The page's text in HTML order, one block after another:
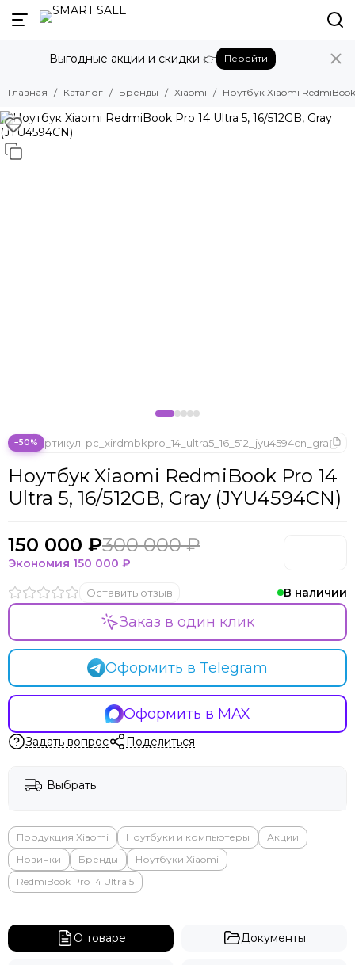
Назад
Бренды
Amazon
Apple
Beats
Bose
ONYX BOOX
Oukitel
Pico
POCO
Sony
Whoop
Xiaomi
Яндекс
Выгодные акции и скидки 👉 Перейти
Главная Каталог Бренды Xiaomi Ноутбук Xiaomi RedmiBook
−50%
В наличии
Ноутбук Xiaomi RedmiBook Pro 14
Ultra 5, 16/512GB, Gray (JYU4594CN)
Артикул: pc_xirdmbkpro_14_ultra5_16_512_jyu4594cn_gra
Оставить отзыв
150 000 ₽300 000 ₽
Экономия 150 000 ₽
Оформить в Telegram
Оформить в MAX
Заказ в один клик
Задать вопрос Поделиться
Выбрать
Продукция Xiaomi Ноутбуки и компьютеры
Акции
Новинки
Бренды
Ноутбуки Xiaomi
RedmiBook Pro 14 Ultra 5
О товаре Документы